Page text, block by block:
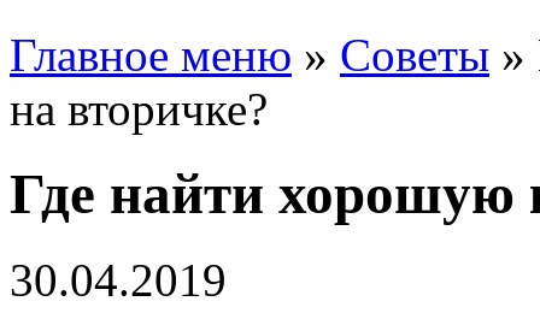
Главное меню » Советы »
на вторичке?
Где найти хорошую
30.04.2019